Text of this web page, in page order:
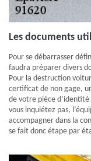
Les documents
Pour se débarrasser
faudra préparer divers
Pour la destruction
certificat de non gage,
de votre pièce
vous inquiétez pas,
accompagner dans la
se fait donc étape par